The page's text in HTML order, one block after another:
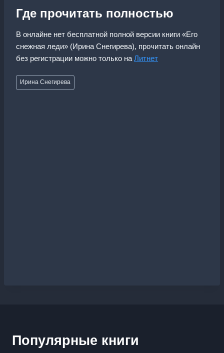
Где прочитать полностью
В онлайне нет бесплатной полной версии книги «Его
снежная леди» (Ирина Снегирева), прочитать онлайн
без регистрации можно только на Литнет
Метки
записи:
Ирина Снегирева
Популярные книги